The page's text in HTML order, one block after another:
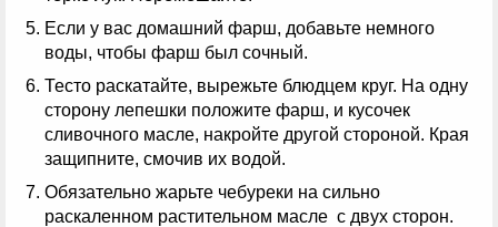
Если у вас домашний фарш, добавьте немного
воды, чтобы фарш был сочный.
Тесто раскатайте, вырежьте блюдцем круг. На одну
сторону лепешки положите фарш, и кусочек
сливочного масле, накройте другой стороной. Края
защипните, смочив их водой.
Обязательно жарьте чебуреки на сильно
раскаленном растительном масле с двух сторон.